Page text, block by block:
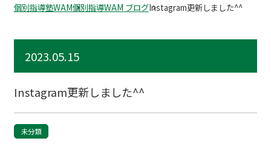
個別指導塾WAM個別指導WAM ブログInstagram更新しました^^
2023.05.15
Instagram更新しました^^
未分類